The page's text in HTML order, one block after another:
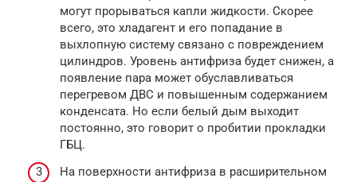
могут прорываться капли жидкости. Скорее
всего, это хладагент и его попадание в
выхлопную систему связано с повреждением
цилиндров. Уровень антифриза будет снижен, а
появление пара может обуславливаться
перегревом ДВС и повышенным содержанием
конденсата. Но если белый дым выходит
постоянно, это говорит о пробитии прокладки
ГБЦ.
На поверхности антифриза в расширительном